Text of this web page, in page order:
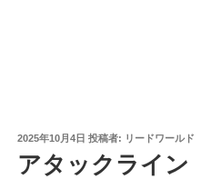
投
日:
2025年10月4日 投稿者: リードワールド
アタックライン